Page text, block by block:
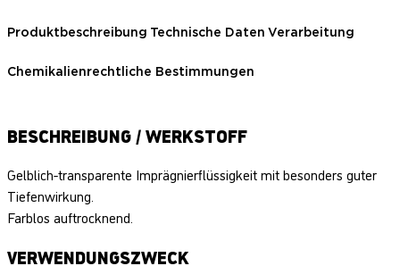
Produktbeschreibung Technische Daten Verarbeitung
Chemikalienrechtliche Bestimmungen
BESCHREIBUNG / WERKSTOFF
Gelblich-transparente Imprägnierflüssigkeit mit besonders guter
Tiefenwirkung.
Farblos auftrocknend.
VERWENDUNGSZWECK